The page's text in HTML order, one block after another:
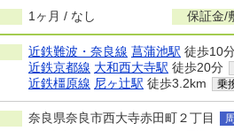
1ヶ月 / なし 保証金/
近鉄難波・奈良線 菖蒲池駅 徒歩10
近鉄京都線 大和西大寺駅 徒歩20分
近鉄橿原線 尼ヶ辻駅 徒歩3.2km 乗
奈良県奈良市西大寺赤田町２丁目